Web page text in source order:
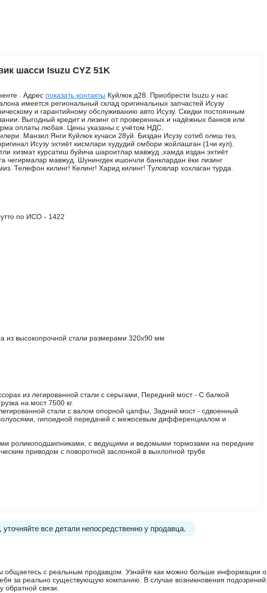
шасси Isuzu CYZ 51K
. Адрес показать контакты Куйлюк д28. Приобрести Isuzu у нас
имеется региональный склад оригинальных запчастей Исузу
и гарантийному обслуживанию авто Исузу. Скидки постоянным
Выгодный кредит и лизинг от проверенных и надёжных банков или
оплаты любая. Цены указаны с учётом НДС.
Манзил Янги Куйлюк кучаси 28уй. Биздан Исузу сотиб олиш тез,
Исузу эхтиёт кисмлари худудий омбори жойлашган (1чи кул).
хизмат курсатиш буйича шароитлар мавжуд ,хамда издан эхтиёт
чегирмалар мавжуд. Шунингдек ишончли банклардан ёки лизинг
Телефон килинг! Келинг! Харид килинг! Туловлар хохлаган турда.
по ИСО - 1422
из высокопрочной стали размерами 320х90 мм
из легированной стали с серьгами, Передний мост - С балкой
на мост 7500 кг.
стали с валом опорной цапфы, Задний мост - сдвоенный
гипоидной передачей с межосевым дифференциалом и
роликоподшипниками, с ведущими и ведомыми тормозами на передние
приводом с поворотной заслонкой в выхлопной трубе
все детали непосредственно у продавца.
общаетесь с реальным продавцом. Узнайте как можно больше информации о
за реально существующую компанию. В случае возникновения подозрений
связи.